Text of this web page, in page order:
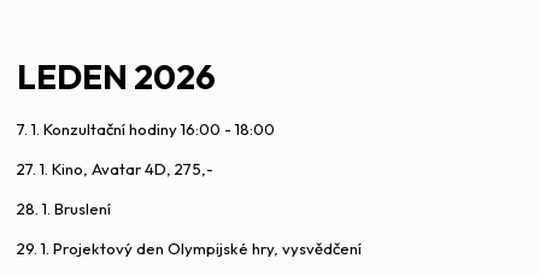
LEDEN 2026
7. 1. Konzultační hodiny 16:00 - 18:00
27. 1. Kino, Avatar 4D, 275,-
28. 1. Bruslení
29. 1. Projektový den Olympijské hry, vysvědčení